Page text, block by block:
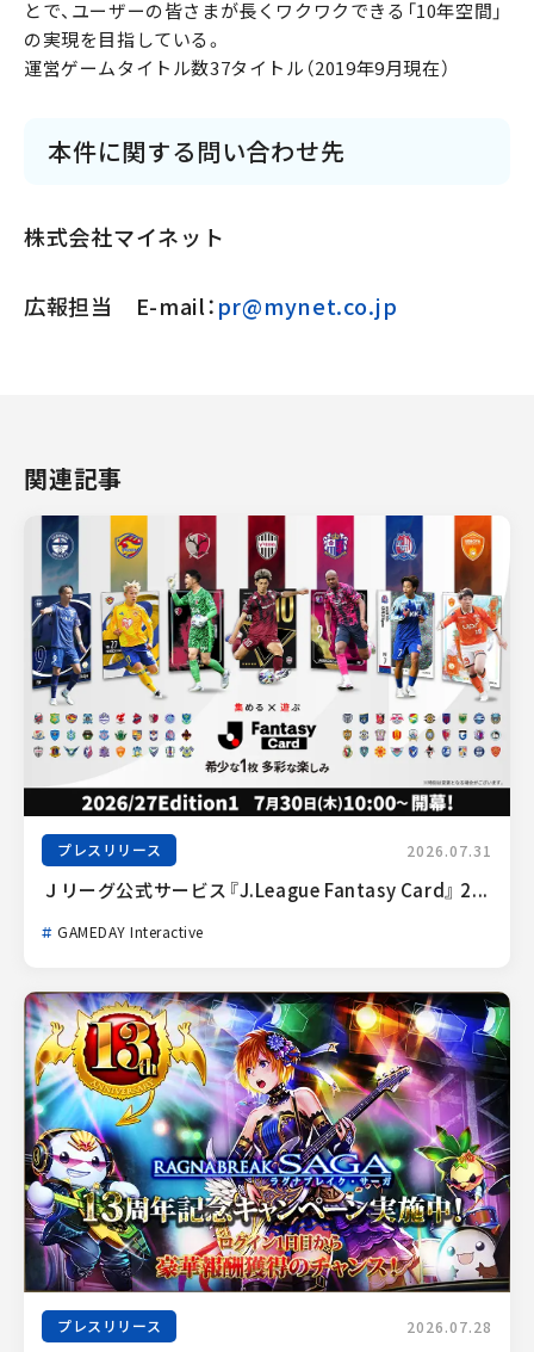
とで、ユーザーの皆さまが長くワクワクできる「10年空間」
の実現を目指している。
運営ゲームタイトル数37タイトル（2019年9月現在）
本件に関する問い合わせ先
株式会社マイネット
広報担当 E-mail：pr@mynet.co.jp
関連記事
プレスリリース 2026.07.31
Ｊリーグ公式サービス『J.League Fantasy Card』 2...
GAMEDAY Interactive
プレスリリース 2026.07.28